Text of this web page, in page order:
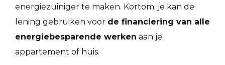
energiezuiniger te maken. Kortom: je kan de
lening gebruiken voor de financiering van alle
energiebesparende werken aan je
appartement of huis.